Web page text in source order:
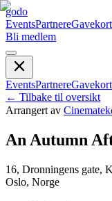
godo
EventsPartnereGavekort
Bli medlem
EventsPartnereGavekort
← Tilbake til oversikt
Arrangert av
An Autumn
16, Dronningens gate,
Oslo, Norge